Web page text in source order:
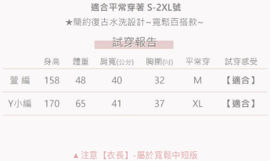
▲注意【衣長】-屬於寬鬆中短版